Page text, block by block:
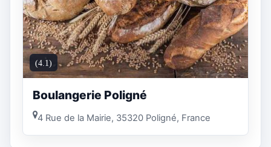
(4.1)
Boulangerie Poligné
4 Rue de la Mairie, 35320 Poligné, France